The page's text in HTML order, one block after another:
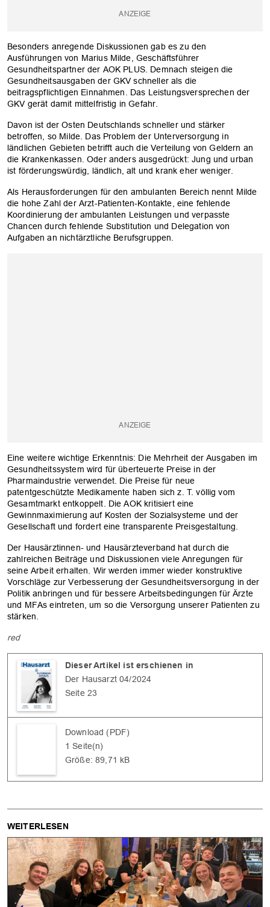
Besonders anregende Diskussionen gab es zu den
Ausführungen von Marius Milde, Geschäftsführer
Gesundheitspartner der AOK PLUS. Demnach steigen die
Gesundheitsausgaben der GKV schneller als die
beitragspflichtigen Einnahmen. Das Leistungsversprechen der
GKV gerät damit mittelfristig in Gefahr.
Davon ist der Osten Deutschlands schneller und stärker
betroffen, so Milde. Das Problem der Unterversorgung in
ländlichen Gebieten betrifft auch die Verteilung von Geldern an
die Krankenkassen. Oder anders ausgedrückt: Jung und urban
ist förderungswürdig, ländlich, alt und krank eher weniger.
Als Herausforderungen für den ambulanten Bereich nennt Milde
die hohe Zahl der Arzt-Patienten-Kontakte, eine fehlende
Koordinierung der ambulanten Leistungen und verpasste
Chancen durch fehlende Substitution und Delegation von
Aufgaben an nichtärztliche Berufsgruppen.
Eine weitere wichtige Erkenntnis: Die Mehrheit der Ausgaben im
Gesundheitssystem wird für überteuerte Preise in der
Pharmaindustrie verwendet. Die Preise für neue
patentgeschützte Medikamente haben sich z. T. völlig vom
Gesamtmarkt entkoppelt. Die AOK kritisiert eine
Gewinnmaximierung auf Kosten der Sozialsysteme und der
Gesellschaft und fordert eine transparente Preisgestaltung.
Der Hausärztinnen- und Hausärzteverband hat durch die
zahlreichen Beiträge und Diskussionen viele Anregungen für
seine Arbeit erhalten. Wir werden immer wieder konstruktive
Vorschläge zur Verbesserung der Gesundheitsversorgung in der
Politik anbringen und für bessere Arbeitsbedingungen für Ärzte
und MFAs eintreten, um so die Versorgung unserer Patienten zu
stärken.
red
Dieser Artikel ist erschienen in
Der Hausarzt 04/2024
Seite 23
Download (PDF)
1 Seite(n)
Größe: 89,71 kB
WEITERLESEN